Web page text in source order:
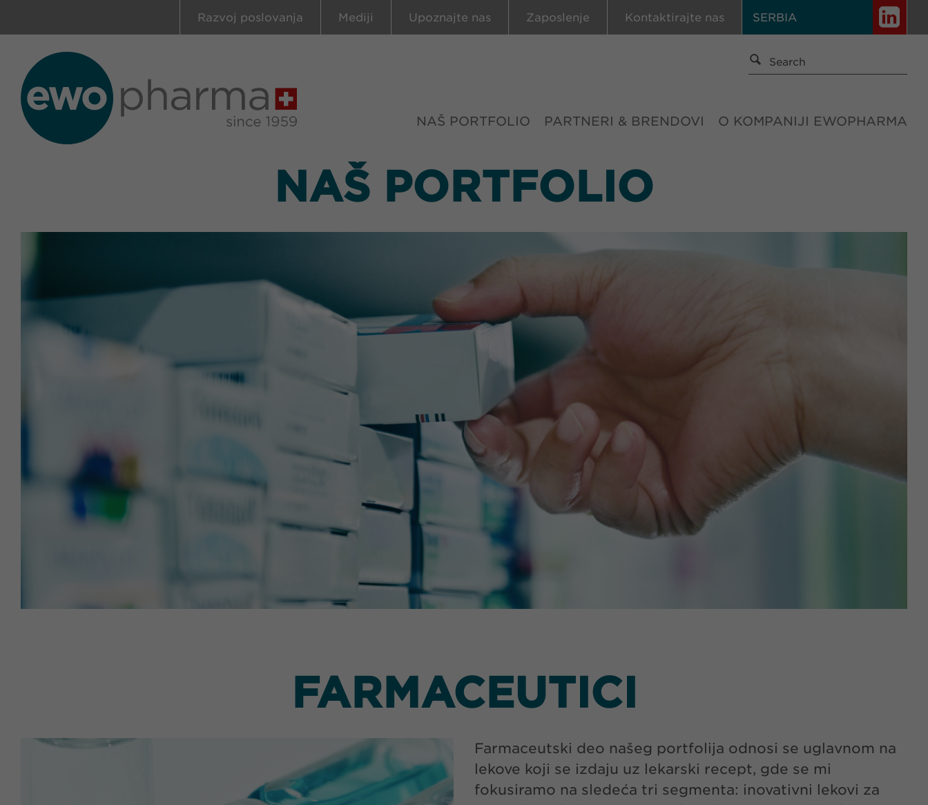
SERBIA
Razvoj poslovanja Mediji Upoznajte nas Zaposlenje Kontaktirajte nas
NAŠ PORTFOLIO PARTNERI & BRENDOVI O KOMPANIJI EWOPHARMA
NAŠ PORTFOLIO
FARMACEUTICI
Farmaceutski deo našeg portfolija odnosi se uglavnom na
lekove koji se izdaju uz lekarski recept, gde se mi
fokusiramo na sledeća tri segmenta: inovativni lekovi za